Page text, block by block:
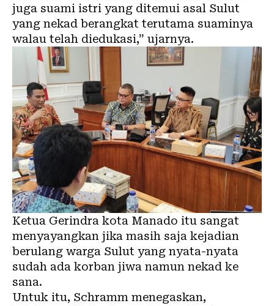
juga suami istri yang ditemui asal Sulut
yang nekad berangkat terutama suaminya
walau telah diedukasi,” ujarnya.
Ketua Gerindra kota Manado itu sangat
menyayangkan jika masih saja kejadian
berulang warga Sulut yang nyata-nyata
sudah ada korban jiwa namun nekad ke
sana.
Untuk itu, Schramm menegaskan,